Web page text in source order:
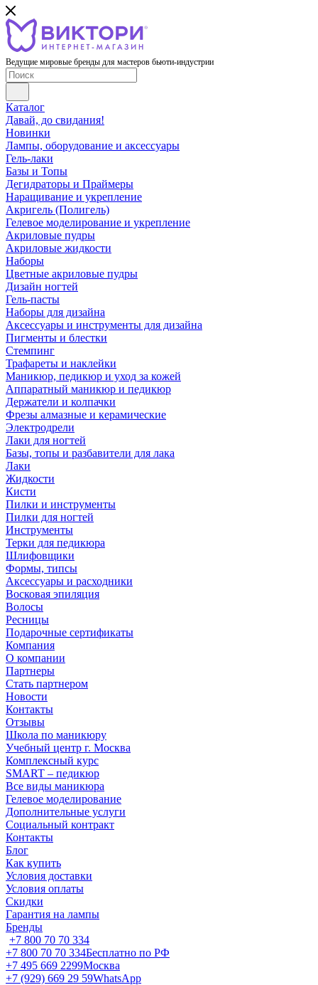
Ведущие мировые бренды для мастеров бьюти-индустрии
Каталог
Давай, до свидания!
Новинки
Лампы, оборудование и аксессуары
Гель-лаки
Базы и Топы
Дегидраторы и Праймеры
Наращивание и укрепление
Акригель (Полигель)
Гелевое моделирование и укрепление
Акриловые пудры
Акриловые жидкости
Наборы
Цветные акриловые пудры
Дизайн ногтей
Гель-пасты
Наборы для дизайна
Аксессуары и инструменты для дизайна
Пигменты и блестки
Стемпинг
Трафареты и наклейки
Маникюр, педикюр и уход за кожей
Аппаратный маникюр и педикюр
Держатели и колпачки
Фрезы алмазные и керамические
Электродрели
Лаки для ногтей
Базы, топы и разбавители для лака
Лаки
Жидкости
Кисти
Пилки и инструменты
Пилки для ногтей
Инструменты
Терки для педикюра
Шлифовщики
Формы, типсы
Аксессуары и расходники
Восковая эпиляция
Волосы
Ресницы
Подарочные сертификаты
Компания
О компании
Партнеры
Стать партнером
Новости
Контакты
Отзывы
Школа по маникюру
Учебный центр г. Москва
Комплексный курс
SMART – педикюр
Все виды маникюра
Гелевое моделирование
Дополнительные услуги
Социальный контракт
Контакты
Блог
Как купить
Условия доставки
Условия оплаты
Скидки
Гарантия на лампы
Бренды
+7 800 70 70 334
+7 800 70 70 334Бесплатно по РФ
+7 495 669 2299Москва
+7 (929) 669 29 59WhatsApp